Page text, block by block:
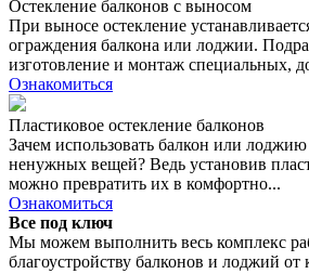
Остекление балконов с выносом
При выносе остекление
ограждения балкона или лоджии.
изготовление и монтаж специальных,
Ознакомиться
Пластиковое остекление балконов
Зачем использовать балкон или
ненужных вещей? Ведь установив
можно превратить их в комфортно...
Ознакомиться
Все под ключ
Мы можем выполнить весь комплекс
благоустройству балконов и лоджий от